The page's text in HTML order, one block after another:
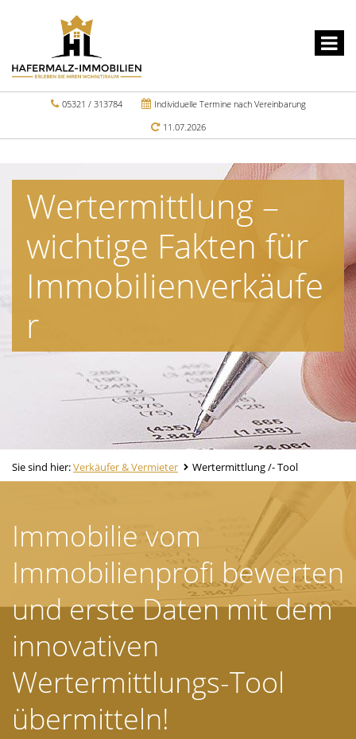
05321 / 313784
Individuelle Termine nach Vereinbarung
11.07.2026
Wertermittlung –
wichtige Fakten für
Immobilienverkäufe
r
Sie sind hier:Verkäufer & Vermieter Wertermittlung /- Tool
Immobilie vom
Immobilienprofi bewerten
und erste Daten mit dem
innovativen
Wertermittlungs-Tool
übermitteln!